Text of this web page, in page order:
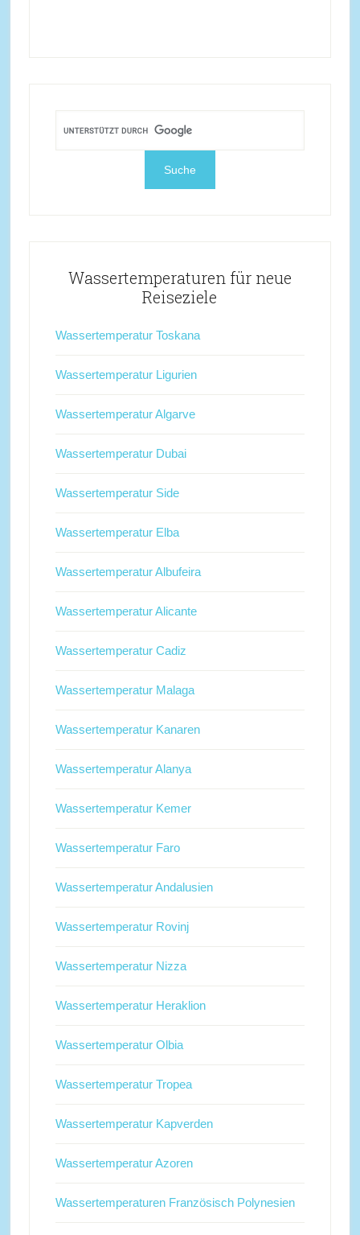
Wassertemperaturen für neue
Reiseziele
Wassertemperatur Toskana
Wassertemperatur Ligurien
Wassertemperatur Algarve
Wassertemperatur Dubai
Wassertemperatur Side
Wassertemperatur Elba
Wassertemperatur Albufeira
Wassertemperatur Alicante
Wassertemperatur Cadiz
Wassertemperatur Malaga
Wassertemperatur Kanaren
Wassertemperatur Alanya
Wassertemperatur Kemer
Wassertemperatur Faro
Wassertemperatur Andalusien
Wassertemperatur Rovinj
Wassertemperatur Nizza
Wassertemperatur Heraklion
Wassertemperatur Olbia
Wassertemperatur Tropea
Wassertemperatur Kapverden
Wassertemperatur Azoren
Wassertemperaturen Französisch Polynesien